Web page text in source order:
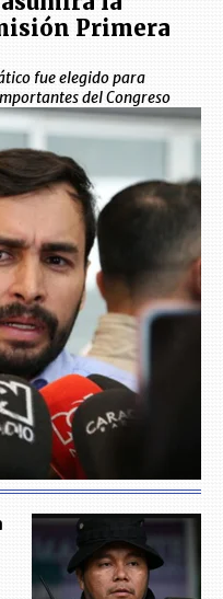
Primera
fue elegido para
del Congreso